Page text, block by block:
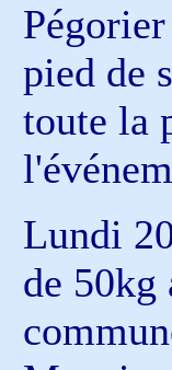
pied de
toute la
Lundi
de 50kg